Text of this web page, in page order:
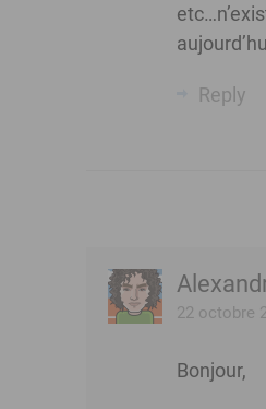
Reply
22 octobre
Bonjour,